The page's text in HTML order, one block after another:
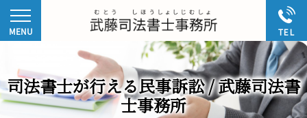
司法書士が行える民事訴訟 / 武藤司法書
士事務所